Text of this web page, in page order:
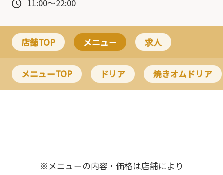
11:00～22:00
店舗TOP メニュー 求人
メニューTOP ドリア 焼きオムドリア
※メニューの内容・価格は店舗により